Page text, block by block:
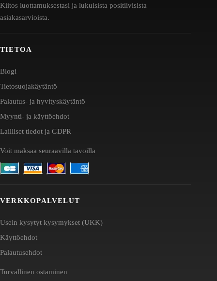
Kiitos luottamuksestasi ja lukuisista positiivisista
asiakasarvioista.
TIETOA
Blogi
Tietosuojakäytäntö
Palautus- ja hyvityskäytäntö
Myynti- ja käyttöehdot
Lailliset tiedot ja GDPR
Voit maksaa seuraavilla tavoilla
VERKKOPALVELUT
Usein kysytyt kysymykset (UKK)
Käyttöehdot
Palautusehdot
Turvallinen ostaminen